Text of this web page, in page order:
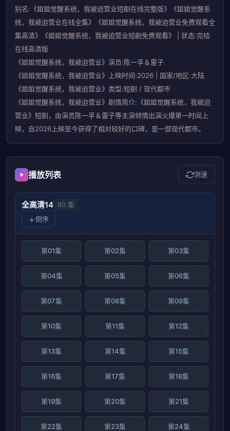
别名:《姐姐觉醒系统，我被迫营业短剧在线完整版》《姐姐觉醒系
统，我被迫营业在线全集》《姐姐觉醒系统，我被迫营业免费观看全
集高清》《姐姐觉醒系统，我被迫营业短剧免费观看》 | 状态:完结
在线高清版
《姐姐觉醒系统，我被迫营业》演员:陈一孚＆雷子
《姐姐觉醒系统，我被迫营业》上映时间:2026 | 国家/地区:大陆
《姐姐觉醒系统，我被迫营业》类型:短剧 / 现代都市
《姐姐觉醒系统，我被迫营业》剧情简介:《姐姐觉醒系统，我被迫
营业》短剧，由演员陈一孚＆雷子等主演倾情出演火爆第一时间上
映，自2026上映至今获得了相对较好的口碑，是一部现代都市。
播放列表 测速
全高清14 80 集
倒序
第01集 第02集 第03集
第04集 第05集 第06集
第07集 第08集 第09集
第10集 第11集 第12集
第13集 第14集 第15集
第16集 第17集 第18集
第19集 第20集 第21集
第22集 第23集 第24集